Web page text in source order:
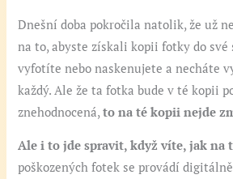
Dnešní doba pokročila natolik, že už
na to, abyste získali kopii fotky do své
vyfotíte nebo naskenujete a necháte
každý. Ale že ta fotka bude v té kopii
znehodnocená,to na té kopii nejde
Ale i to jde spravit, když víte, jak na
poškozených fotek se provádí